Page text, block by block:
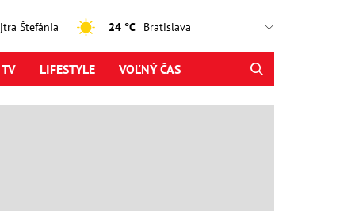
Štefánia 24 °C
LIFESTYLE VOĽNÝ ČAS